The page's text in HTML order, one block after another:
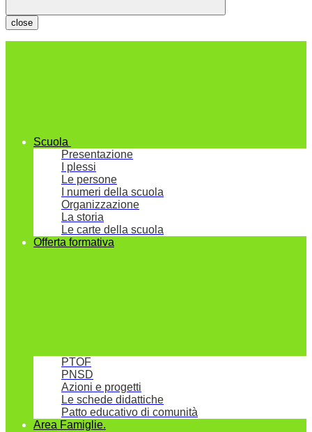
close
Scuola
Presentazione
I plessi
Le persone
I numeri della scuola
Organizzazione
La storia
Le carte della scuola
Offerta formativa
PTOF
PNSD
Azioni e progetti
Le schede didattiche
Patto educativo di comunità
Area Famiglie.